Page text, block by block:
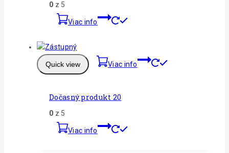
0 z 5
Viac info
Quick view Viac info
Dočasný produkt 20
0 z 5
Viac info